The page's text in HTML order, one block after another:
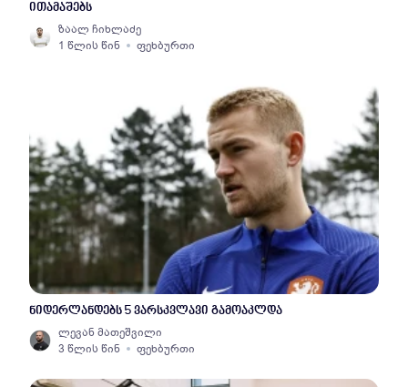
ითამაშებს
ზაალ ჩიხლაძე
1 წლის წინ
ფეხბურთი
ნიდერლანდებს 5 ვარსკვლავი გამოაკლდა
ლევან მათეშვილი
3 წლის წინ
ფეხბურთი